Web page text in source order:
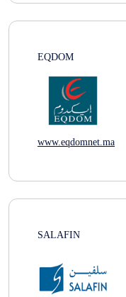
EQDOM
www.eqdomnet.ma
SALAFIN